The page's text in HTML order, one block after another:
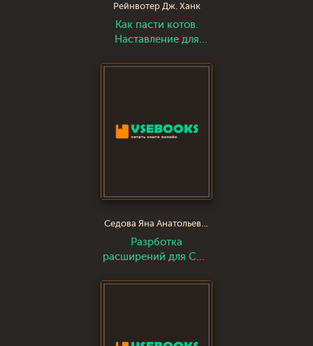
Рейнвотер Дж. Ханк
Как пасти котов.
Наставление для
руководящих
Седова Яна Анатольевна
Разрботка
расширений для CMS